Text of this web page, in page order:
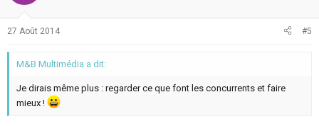
27 Août 2014 #5
M&B Multimédia a dit:
Je dirais même plus : regarder ce que font les concurrents et faire
mieux !